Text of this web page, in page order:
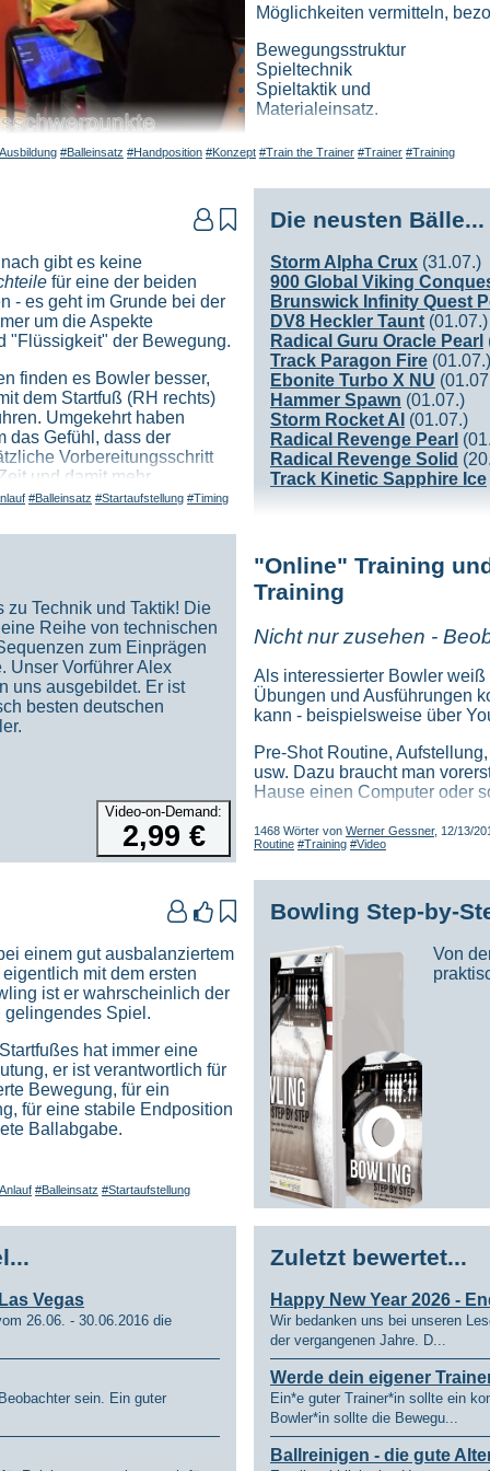
Bereiche) bespielt.
so erfordert es erstmal
Sie glauben, dass es sich
Ihre Möglichkeiten und
Eye-Tracker am Kopf des Probanten befestigt, der
der Sportler schaut. Im Rahmen dieser Studie über
zwischen der Art und Weise gibt, wie Spitzensportler ihre
Augenbewegungen als Durchschnittssportler.
"stärker" auf sein Ziel und behält es länger im Auge - zu
befassen müssen, wie "Zielzone 1" bei den Pfeilen,
Fokuspins 3-6-10(RH)2-4-7(LH) oder die jeweiligen Leisten
beschreiben werde.
Anfang 2022 über ein sehr effektives Zielsystem Namens
werde ich die sieben einfachen Schritte zum Verständnis
Verständnis des erfolgreichen 3-Punkt-Zielsystem
Möglichkeiten vermitteln,
Bewegungsstruktur
Spieltechnik
Spieltaktik und
Materialeinsatz.
Für Trainer aber auch für
Bowlingspiels.
des praktischen Trainingskonzepts "Train the Trainer"
sich das Spiel der verschiedensten PBA Bowler*innen
und den Armswing um nur einige Teile des Bowlingspiels
aber nicht nur zu, sondern sieht seine Aufgabe
Analyse und seinen Beobachtungen entwickelt er ein
funktioniert kann bleiben
und wo sind die Hindernisse für
aber nicht völlig neu erfinden.
Training keine komplette Kopie angestrebt werden, die
schwerer, sich an das heutige Spiel anzupassen, weil sie
dabei ist oft, dass sich länger aktive Trainer - oder
mehr oder etwas weniger Hook ausgelegt. Es geht heute
mit ihren Ergebnissen aber auch Motivation für eine
Auf jeden Fall ist professionelles Training durch nichts zu
#Balleinsatz #Handposition #Konzept #Train the Trainer #Trainer #Training
 
gibt es keine
für eine der beiden
- es geht im Grunde bei der
um die Aspekte
"Flüssigkeit" der Bewegung.
finden es Bowler besser,
dem Startfuß (RH rechts)
Umgekehrt haben
das Gefühl, dass der
Vorbereitungsschritt
und damit mehr
Anlauf bringt.
Spieler wurden
- was allerdings schon
Monate mit 4 Schritt
ich bei Anfängern
Wechsel von 4 auf 5
versuche ich auch bei
von 4 auf 5 Schritte zu
#Balleinsatz #Startaufstellung #Timing
Die neusten Bälle...
Storm Alpha Crux (31.07.)
900 Global Viking
Brunswick Infinity Quest
DV8 Heckler Taunt (01.07.)
Radical Guru Oracle Pearl
Track Paragon Fire (01.07.)
Ebonite Turbo X NU
Hammer Spawn (01.07.)
Storm Rocket AI (01.07.)
Radical Revenge Pearl
Radical Revenge Solid
Track Kinetic Sapphire Ice
zu Technik und Taktik! Die
Reihe von technischen
zum Einprägen
Unser Vorführer Alex
uns ausgebildet. Er ist
besten deutschen
Video-on-Demand:
2,99 €
"Online" Training
Training
Nicht nur zusehen -
Als interessierter Bowler
Übungen und Ausführungen
kann - beispielsweise über
Pre-Shot Routine,
usw. Dazu braucht man
Hause einen Computer oder
Ob PBA, PWBA, PBA50
erstklassigen Wettbewerben -
zwischen passiver
durch Beobachten und
Gemeinsamkeit: In beiden
Bereich" konzentrieren um
Nach "wem" und nach
Online geht?
Das hängt davon ab was
Bowler will sich verbessern,
sich natürlich nicht total neu
doch darum, mehr Pinfall zu
Betrachten Sie das Online
Der erste Teil ist der Lern-
sogenanntes Vorbild z.B. auf
körperliche Voraussetzungen
Der dritte Teil ist der
Für ältere - vielleicht auch
das heutige moderne Spiel
Einschränkungen aber auch
die jahrzehntelang
Ich denke allerdings, dass
1468 Wörter von Werner Gessner, 12/13/
Routine #Training #Video
  
einem gut ausbalanziertem
mit dem ersten
ist er wahrscheinlich der
gelingendes Spiel.
hat immer eine
er ist verantwortlich für
Bewegung, für ein
für eine stabile Endposition
Ballabgabe.
#Balleinsatz #Startaufstellung
Bowling Step-by-
Von
Vegas
26.06. - 30.06.2016 die
sein. Ein guter
Zuletzt bewertet...
Happy New Year 2026 -
Wir bedanken uns bei unseren
der vergangenen Jahre. D...
Werde dein eigener
Ein*e guter Trainer*in sollte ein
Bowler*in sollte die Bewegu...
Ballreinigen - die gute